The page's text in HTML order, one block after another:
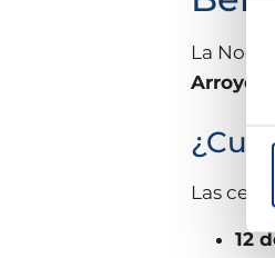
La
Arroyo
Las
12